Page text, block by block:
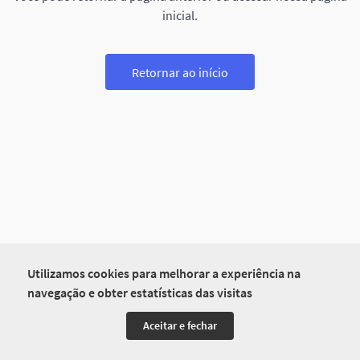
Utilizamos cookies para melhorar a experiência na
navegação e obter estatísticas das visitas
Aceitar e fechar
inicial.
Retornar ao início